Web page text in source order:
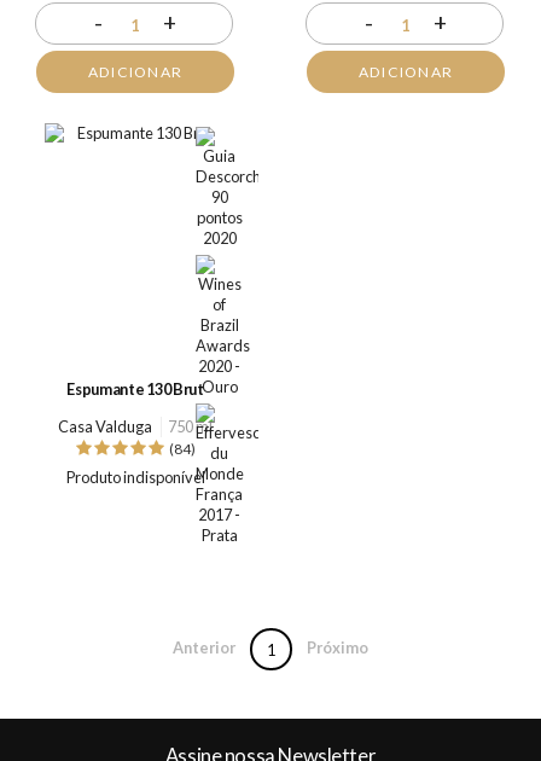
- 1 +
ADICIONAR
- 1 +
ADICIONAR
Espumante 130 Brut
Casa Valduga
750 ml
(84)
Produto indisponível
Anterior 1 Próximo
Assine nossa Newsletter